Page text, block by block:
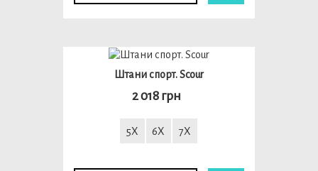
Штани спорт. Scour
2 018 грн
5X 6X 7X